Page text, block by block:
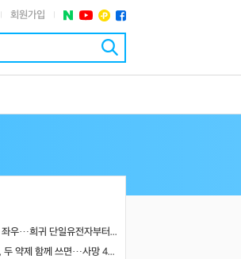
회원가입
비만도 유전이 좌우…희귀 단일유전자부터 치료 표적까지
당뇨 신장질환, 두 약제 함께 쓰면…사망 46%·신장사건 27% 줄였다